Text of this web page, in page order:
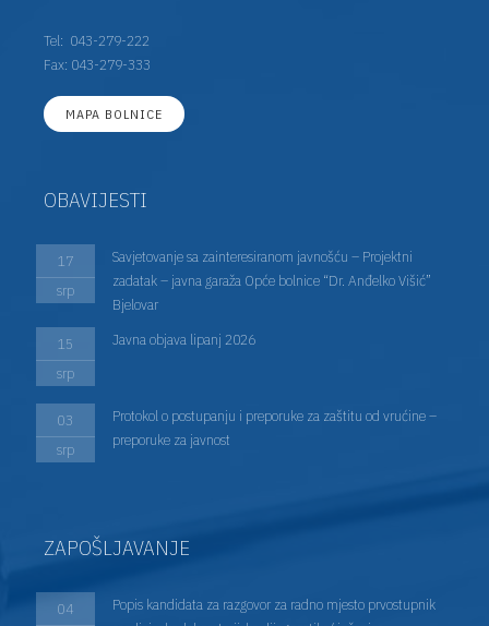
Tel: 043-279-222
Fax: 043-279-333
MAPA BOLNICE
OBAVIJESTI
17
srp
Savjetovanje sa zainteresiranom javnošću – Projektni
zadatak – javna garaža Opće bolnice “Dr. Anđelko Višić”
Bjelovar
15
srp
Javna objava lipanj 2026
03
srp
Protokol o postupanju i preporuke za zaštitu od vrućine –
preporuke za javnost
ZAPOŠLJAVANJE
04
Popis kandidata za razgovor za radno mjesto prvostupnik